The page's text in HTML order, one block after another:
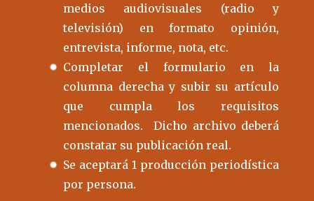
medios audiovisuales (radio y
televisión) en formato opinión,
entrevista, informe, nota, etc.
Completar el formulario en la
columna derecha y subir su artículo
que cumpla los requisitos
mencionados. Dicho archivo deberá
constatar su publicación real.
Se aceptará 1 producción periodística
por persona.